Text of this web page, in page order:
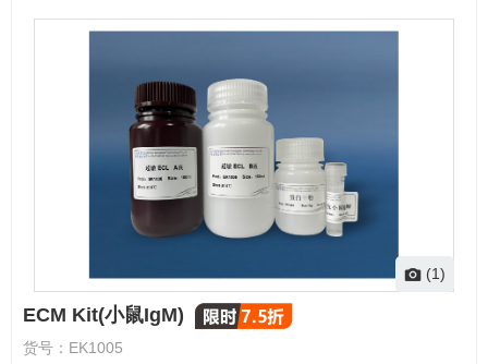
(1)
ECM Kit(小鼠IgM)
货号： EK1005